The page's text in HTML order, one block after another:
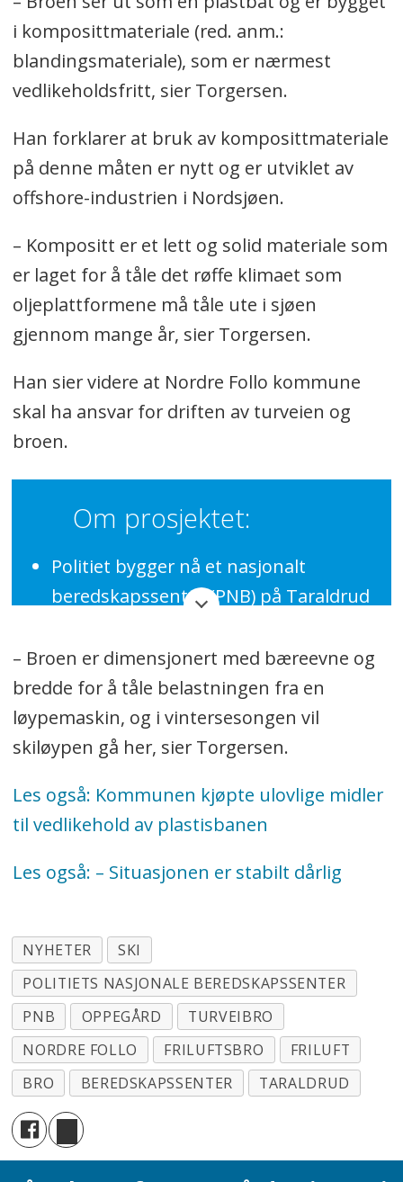
i komposittmateriale (red. anm.:
blandingsmateriale), som er nærmest
vedlikeholdsfritt, sier Torgersen.
Han forklarer at bruk av komposittmateriale
på denne måten er nytt og er utviklet av
offshore-industrien i Nordsjøen.
– Kompositt er et lett og solid materiale som
er laget for å tåle det røffe klimaet som
oljeplattformene må tåle ute i sjøen
gjennom mange år, sier Torgersen.
Han sier videre at Nordre Follo kommune
skal ha ansvar for driften av turveien og
broen.
Om prosjektet:
Politiet bygger nå et nasjonalt
beredskapssenter (PNB) på Taraldrud
kroner. Hovedatkomsten skal være
fra rundkjøringen ved
Taraldrudkrysset.
Tiltakshaver og byggherre er Justis-
og beredskapsdepartementet.
Totalentreprenøren er Skanska
Ifølge reguleringsplanen for PNB skal
tilrettelegges for en 150 meter bred
friluftskorridor i tilknytning til den
eksisterende turveibroen over E6 ved
Taraldrudhytta, med en ny turvei og
en ny turveibro.
Turveien skal tilrettelegges for
helårsbruk og er dimensjonert med
bæreevne og bredde slik at
– Broen er dimensjonert med bæreevne og
bredde for å tåle belastningen fra en
løypemaskin, og i vintersesongen vil
skiløypen gå her, sier Torgersen.
Les også: Kommunen kjøpte ulovlige midler
til vedlikehold av plastisbanen
Les også: – Situasjonen er stabilt dårlig
NYHETER
SKI
POLITIETS NASJONALE BEREDSKAPSSENTER
PNB
OPPEGÅRD
TURVEIBRO
NORDRE FOLLO
FRILUFTSBRO
FRILUFT
BRO
BEREDSKAPSSENTER TARALDRUD